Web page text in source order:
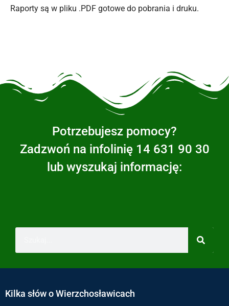
Raporty są w pliku .PDF gotowe do pobrania i druku.
Potrzebujesz pomocy?
Zadzwoń na infolinię 14 631 90 30
lub wyszukaj informację:
Kilka słów o Wierzchosławicach